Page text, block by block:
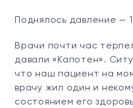
Поднялось давление —
Врачи почти час
давали «Капотен».
что наш пациент на
врачу жил один и
состоянием его